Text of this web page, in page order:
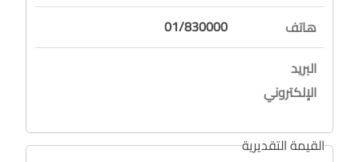
هاتف
01/830000
البريد
الإلكتروني
القيمة التقديرية